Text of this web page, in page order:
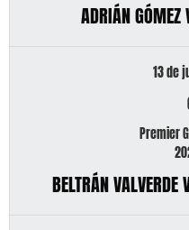
ADRIÁN GÓMEZ
13 de
Premier
BELTRÁN VALVERDE